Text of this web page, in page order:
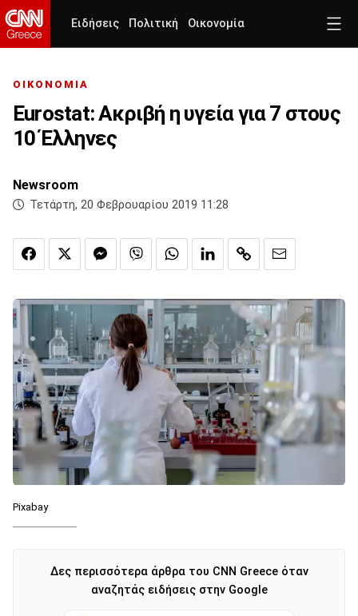
Ειδήσεις Πολιτική Οικονομία
ΟΙΚΟΝΟΜΙΑ
Eurostat: Ακριβή η υγεία για 7 στους
10 Έλληνες
Newsroom
Τετάρτη, 20 Φεβρουαρίου 2019 11:28
Pixabay
Δες περισσότερα άρθρα του CNN Greece όταν
αναζητάς ειδήσεις στην Google